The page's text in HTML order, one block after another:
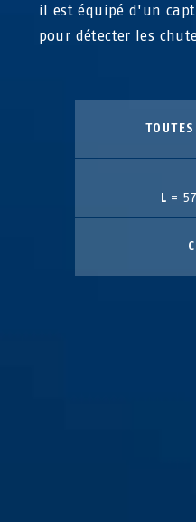
il est équipé d'un
pour détecter les
L =